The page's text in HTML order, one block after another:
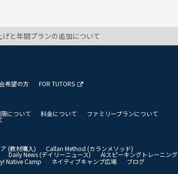
と年間プランの追加について
希望の方 FOR TUTORS
について 料金について ファミリープランについて
(教材購入) Callan Method (カランメソッド)
Daily News (デイリーニュース)
AIスピーキングトレーニング
Native Camp ネイティブキャンプ広場 ブログ